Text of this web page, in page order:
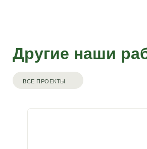
Другие наши
ВСЕ ПРОЕКТЫ